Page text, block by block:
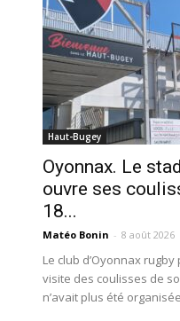
Haut-Bugey
Oyonnax. Le
ouvre ses
18...
Matéo Bonin - 8 août 2026
Le club d’Oyonnax
visite des coulisses de
n’avait plus été